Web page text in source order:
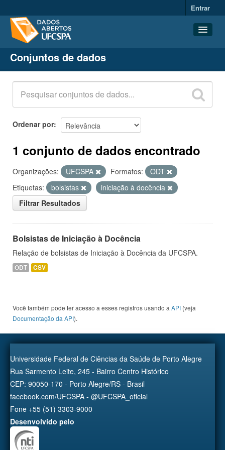
Entrar
Conjuntos de dados
Organizações
Grupos
Sobre
Conjuntos de dados
Ordenar por
1 conjunto de dados encontrado
Organizações: UFCSPA Formatos:
ODT
Etiquetas:
bolsistas
iniciação à docência
Filtrar Resultados
Bolsistas de Iniciação à Docência
Relação de bolsistas de Iniciação à Docência da UFCSPA.
ODT CSV
Você também pode ter acesso a esses registros usando a API (veja
Documentação da API).
Universidade Federal de Ciências da Saúde de Porto Alegre
Rua Sarmento Leite, 245 - Bairro Centro Histórico
CEP: 90050-170 - Porto Alegre/RS - Brasil
facebook.com/UFCSPA - @UFCSPA_oficial
Fone +55 (51) 3303-9000
Desenvolvido pelo